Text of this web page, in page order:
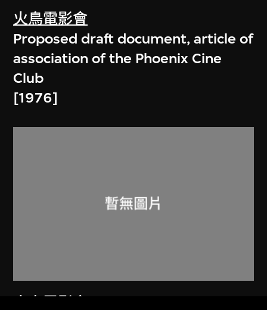
火鳥電影會
Proposed draft document, article of
association of the Phoenix Cine
Club
[1976]